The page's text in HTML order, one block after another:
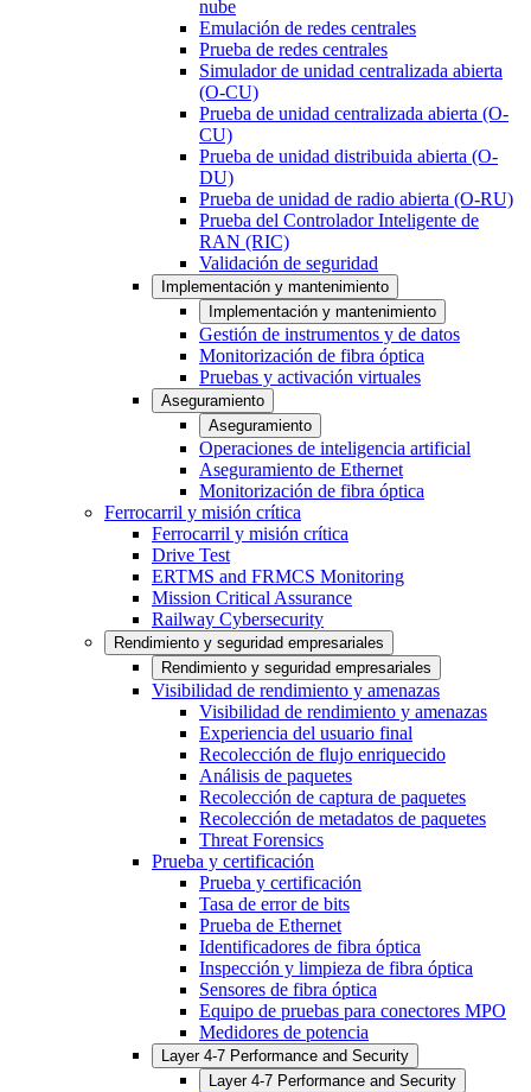
nube
Emulación de redes centrales
Prueba de redes centrales
Simulador de unidad centralizada abierta
(O-CU)
Prueba de unidad centralizada abierta (O-
CU)
Prueba de unidad distribuida abierta (O-
DU)
Prueba de unidad de radio abierta (O-RU)
Prueba del Controlador Inteligente de
RAN (RIC)
Validación de seguridad
Implementación y mantenimiento
Implementación y mantenimiento
Gestión de instrumentos y de datos
Monitorización de fibra óptica
Pruebas y activación virtuales
Aseguramiento
Aseguramiento
Operaciones de inteligencia artificial
Aseguramiento de Ethernet
Monitorización de fibra óptica
Ferrocarril y misión crítica
Ferrocarril y misión crítica
Drive Test
ERTMS and FRMCS Monitoring
Mission Critical Assurance
Railway Cybersecurity
Rendimiento y seguridad empresariales
Rendimiento y seguridad empresariales
Visibilidad de rendimiento y amenazas
Visibilidad de rendimiento y amenazas
Experiencia del usuario final
Recolección de flujo enriquecido
Análisis de paquetes
Recolección de captura de paquetes
Recolección de metadatos de paquetes
Threat Forensics
Prueba y certificación
Prueba y certificación
Tasa de error de bits
Prueba de Ethernet
Identificadores de fibra óptica
Inspección y limpieza de fibra óptica
Sensores de fibra óptica
Equipo de pruebas para conectores MPO
Medidores de potencia
Layer 4-7 Performance and Security
Layer 4-7 Performance and Security